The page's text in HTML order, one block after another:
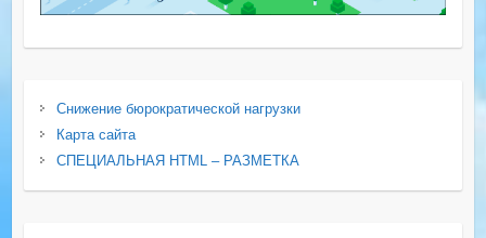
Снижение бюрократической нагрузки
Карта сайта
СПЕЦИАЛЬНАЯ HTML – РАЗМЕТКА